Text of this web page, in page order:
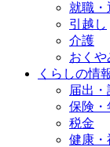
就職・
引越し
介護
おくや
くらしの情
届出・
保険・
税金
健康・